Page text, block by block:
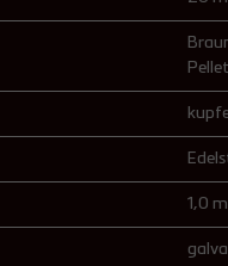
Pellet
1,0